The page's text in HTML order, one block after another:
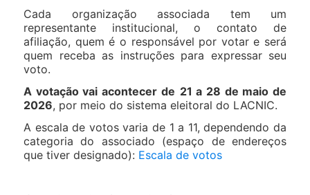
Cada organização associada tem um
representante institucional, o contato de
afiliação, quem é o responsável por votar e será
quem receba as instruções para expressar seu
voto.
A votação vai acontecer de 21 a 28 de maio de
2026, por meio do sistema eleitoral do LACNIC.
A escala de votos varia de 1 a 11, dependendo da
categoria do associado (espaço de endereços
que tiver designado): Escala de votos